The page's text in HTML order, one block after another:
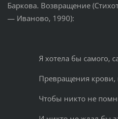
Баркова. Возвращение
— Иваново, 1990):
Я хотела бы самого,
Превращения крови,
Чтобы никто не